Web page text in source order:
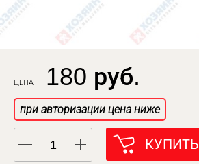
ЦЕНА 180 руб.
при авторизации цена ниже
КУПИТЬ